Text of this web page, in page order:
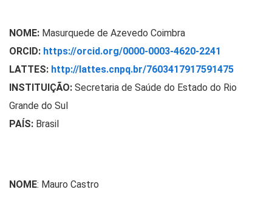
NOME: Masurquede de Azevedo Coimbra
ORCID: https://orcid.org/0000-0003-4620-2241
LATTES: http://lattes.cnpq.br/7603417917591475
INSTITUIÇÃO: Secretaria de Saúde do Estado do Rio
Grande do Sul
PAÍS: Brasil
NOME: Mauro Castro